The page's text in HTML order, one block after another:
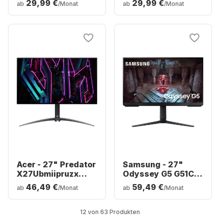
Curved
ab 29,99 €/Monat
LS27B800PXPXEN
ab 29,99 €/Monat
Acer - 27" Predator
X27Ubmiipruzx
Monitor| 27" OLED
UM.HXXEE.001
ab 46,49 €/Monat
Samsung - 27"
Odyssey G5 G51C
LS27CG510EUXEN
ab 59,49 €/Monat
12 von 63 Produkten